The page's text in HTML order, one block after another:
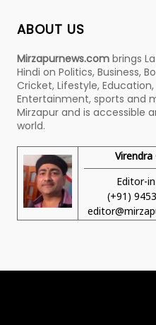
ABOUT US
Mirzapurnews.com brings
Hindi on Politics, Business,
Cricket, Lifestyle, Education,
Entertainment, sports and
Mirzapur and is accessible
world.
Virendra
Editor-
(+91)